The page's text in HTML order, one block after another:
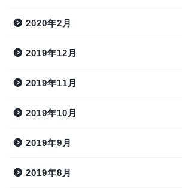
2020年2月
2019年12月
2019年11月
2019年10月
2019年9月
2019年8月